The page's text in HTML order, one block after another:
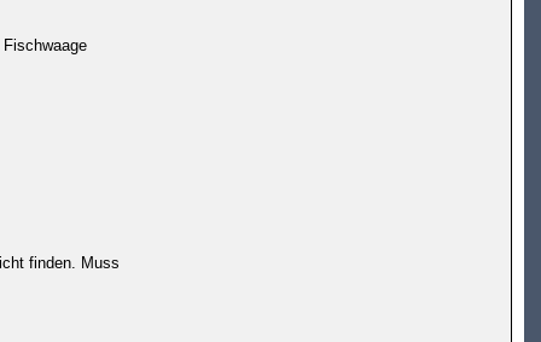
finden. Muss